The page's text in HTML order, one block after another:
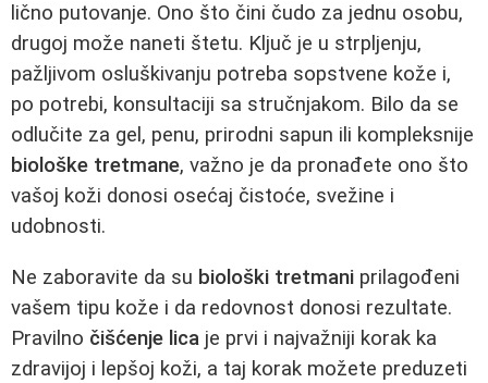
lično putovanje. Ono što čini čudo za jednu osobu,
drugoj može naneti štetu. Ključ je u strpljenju,
pažljivom osluškivanju potreba sopstvene kože i,
po potrebi, konsultaciji sa stručnjakom. Bilo da se
odlučite za gel, penu, prirodni sapun ili kompleksnije
biološke tretmane, važno je da pronađete ono što
vašoj koži donosi osećaj čistoće, svežine i
udobnosti.
Ne zaboravite da su biološki tretmani prilagođeni
vašem tipu kože i da redovnost donosi rezultate.
Pravilno čišćenje lica je prvi i najvažniji korak ka
zdravijoj i lepšoj koži, a taj korak možete preduzeti